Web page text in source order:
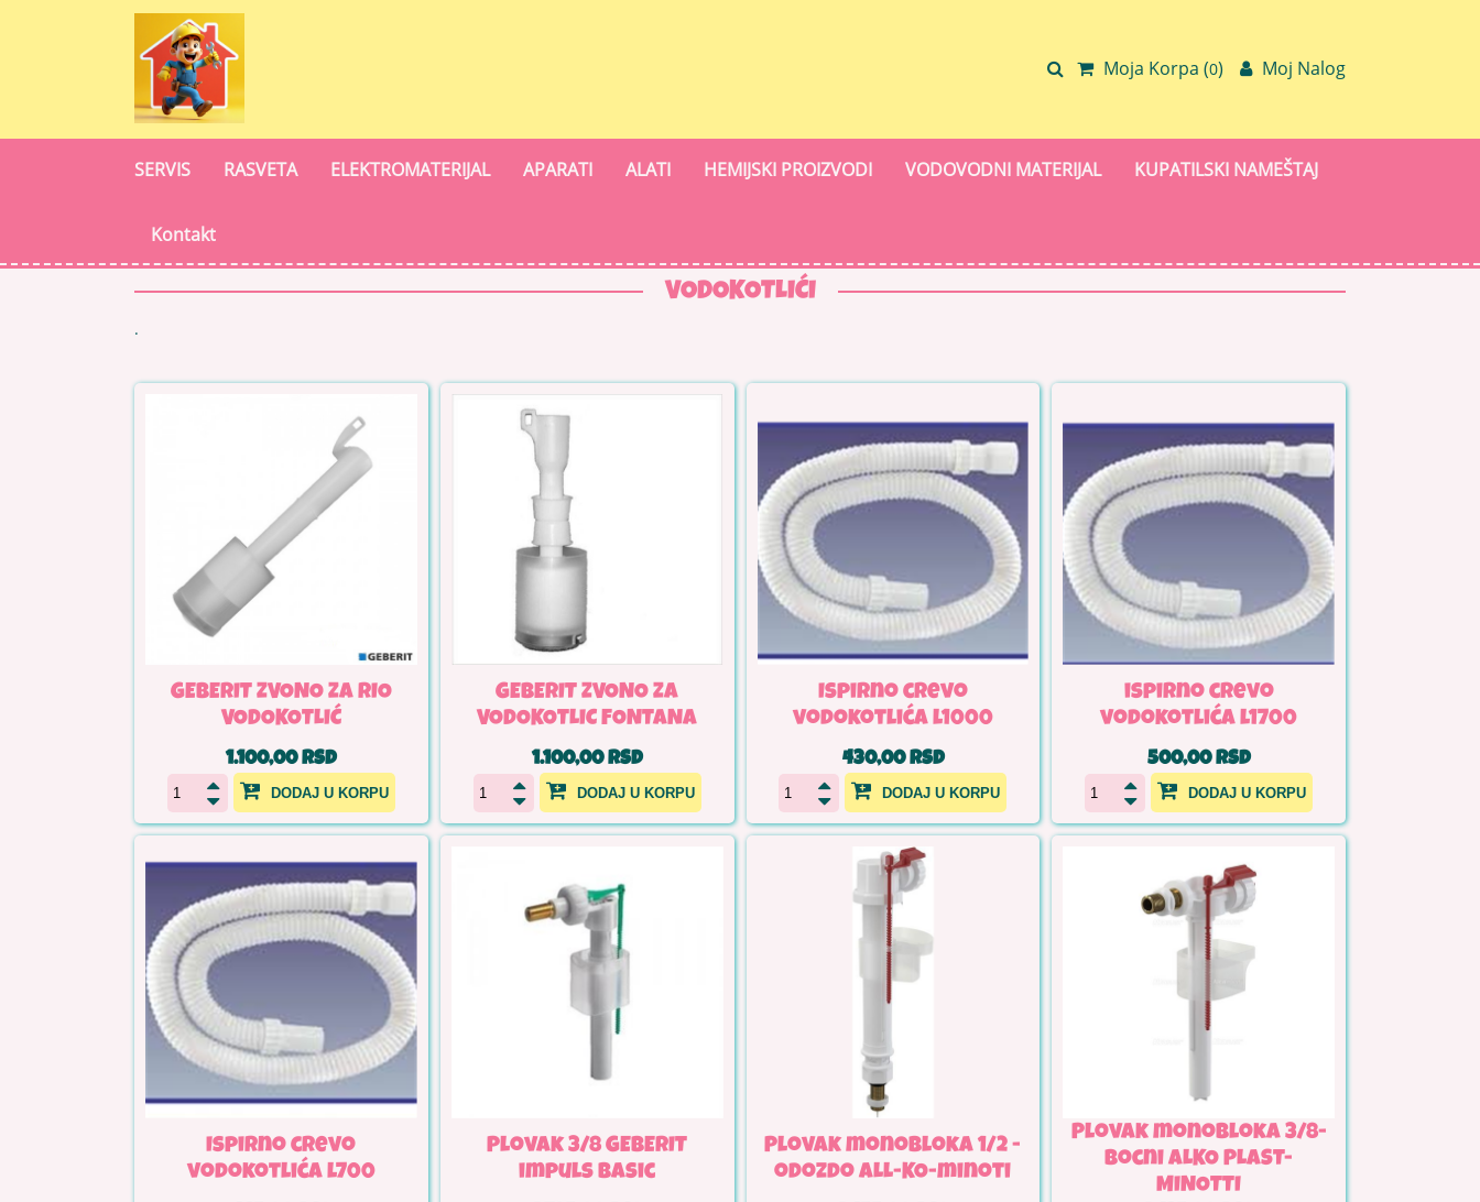
Moja Korpa (0) Moj Nalog
SERVIS RASVETA ELEKTROMATERIJAL APARATI ALATI HEMIJSKI PROIZVODI VODOVODNI MATERIJAL KUPATILSKI NAMEŠTAJ
Kontakt
VODOKOTLIĆI
.
GEBERIT ZVONO ZA RIO
VODOKOTLIĆ
1.100,00 RSD
DODAJ U KORPU
GEBERIT ZVONO ZA
VODOKOTLIC FONTANA
1.100,00 RSD
DODAJ U KORPU
Ispirno crevo
vodokotlića l1000
430,00 RSD
DODAJ U KORPU
ispirno crevo
vodokotlića l1700
500,00 RSD
DODAJ U KORPU
Ispirno crevo
vodokotlića l700
Plovak 3/8 GEBERIT
impuls basic
Plovak monobloka 1/2 -
odozdo ALL-KO-minoti
Plovak monobloka 3/8-
bocni ALKO PLAST-
MINOTTI